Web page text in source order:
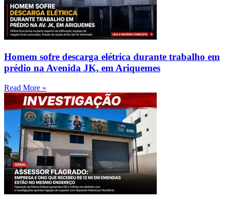
Homem sofre descarga elétrica durante trabalho em
prédio na Avenida JK, em Ariquemes
Read More »